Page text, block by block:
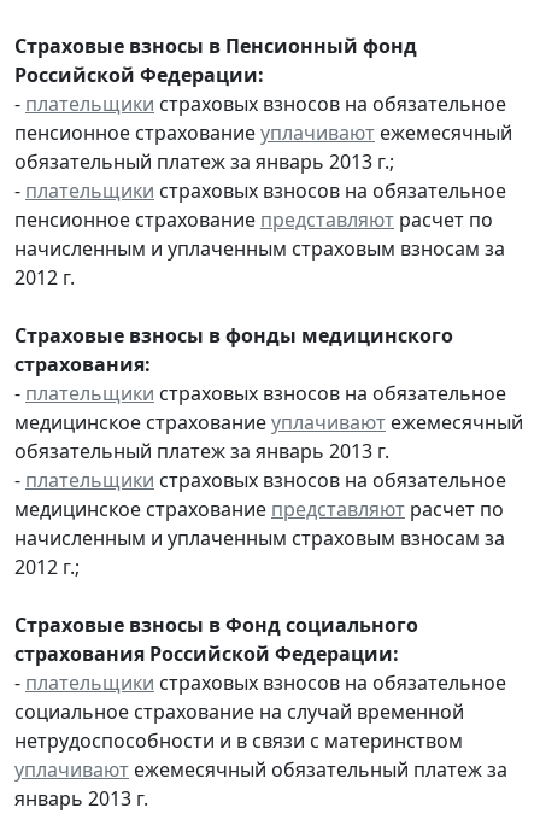
Страховые взносы в Пенсионный фонд
Российской Федерации:
- плательщики страховых взносов на обязательное
пенсионное страхованиеуплачивают ежемесячный
обязательный платеж за январь 2013 г.;
- плательщики страховых взносов на обязательное
пенсионное страхование представляют расчет по
начисленным и уплаченным страховым взносам за
2012 г.
Страховые взносы в фонды медицинского
страхования:
- плательщики страховых взносов на обязательное
медицинское страхованиеуплачивают ежемесячный
обязательный платеж за январь 2013 г.
- плательщики страховых взносов на обязательное
медицинское страхование представляют расчет по
начисленным и уплаченным страховым взносам за
2012 г.;
Страховые взносы в Фонд социального
страхования Российской Федерации:
- плательщики страховых взносов на обязательное
социальное страхование на случай временной
нетрудоспособности и в связи с материнством
уплачивают ежемесячный обязательный платеж за
январь 2013 г.